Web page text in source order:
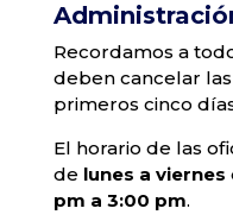
Recordamos a
deben cancelar
primeros cinco
El horario de las
de lunes a viernes
pm a 3:00 pm.